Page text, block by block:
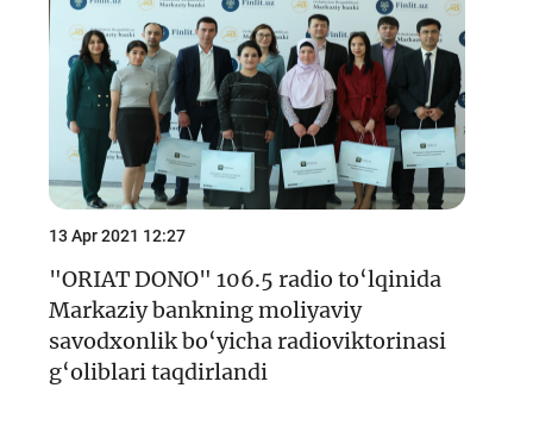
13 Apr 2021 12:27
"ORIAT DONO" 106.5 radio to‘lqinida
Markaziy bankning moliyaviy
savodxonlik bo‘yicha radioviktorinasi
g‘oliblari taqdirlandi